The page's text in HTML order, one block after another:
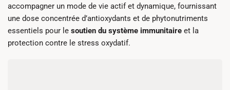
accompagner un mode de vie actif et dynamique, fournissant
une dose concentrée d’antioxydants et de phytonutriments
essentiels pour le soutien du système immunitaire et la
protection contre le stress oxydatif.